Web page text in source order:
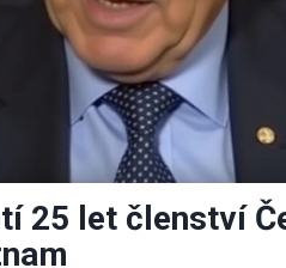
25 let členství